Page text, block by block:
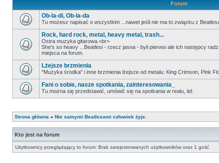
Forum
Ob-la-di, Ob-la-da
Tu możesz napisać o wszystkim ...nawet jeśli nie ma to związku z
Rock, hard rock, metal, heavy metal, trash...
Ostra muzyka gitarowa.<br>
She's so heavy ...Beatlesi - rzecz jasna - byli pierwsi ale ich następcy
miejsca na forum.
Lżejsze brzmienia
"Muzyka środka" i inne brzmienia lżejsze od metalu: King Crimson, Pink
Fani o sobie, nasze spotkania, zainteresowania_
Tu można się przedstawić, umówić się na spotkania w realu, itd.
Strona główna » Nie samymi Beatlesami człowiek żyje.
Kto jest na forum
Użytkownicy przeglądający to forum: Brak zarejestrowanych użytkowników oraz 1 gość